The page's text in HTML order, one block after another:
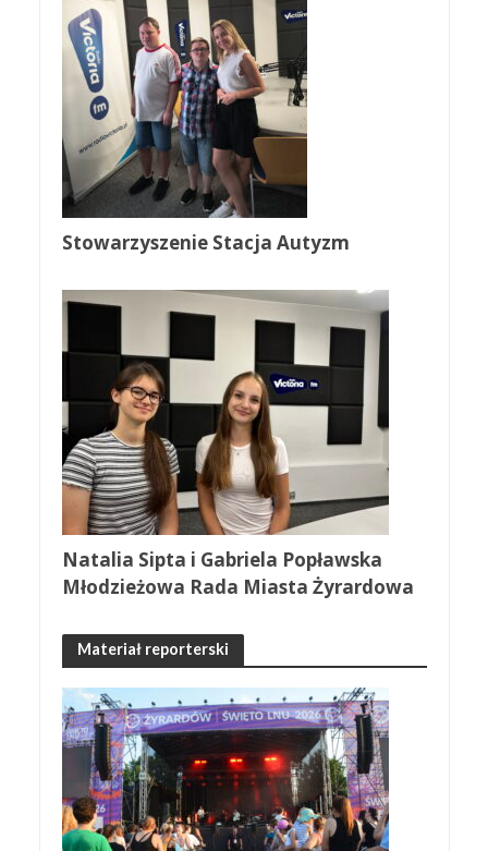
Stowarzyszenie Stacja Autyzm
Natalia Sipta i Gabriela Popławska
Młodzieżowa Rada Miasta Żyrardowa
Materiał reporterski